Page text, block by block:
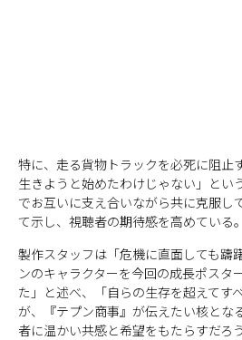
特に、走る貨物トラックを必死に阻止
生きようと始めたわけじゃない」とい
でお互いに支え合いながら共に克服し
て示し、視聴者の期待感を高めている。
製作スタッフは「危機に直面しても躊
ンのキャラクターを今回の成長ポスタ
た」と述べ、「自らの生存を超えてす
が、『テプン商事』が伝えたい核とな
者に温かい共感と希望をもたらすだろ